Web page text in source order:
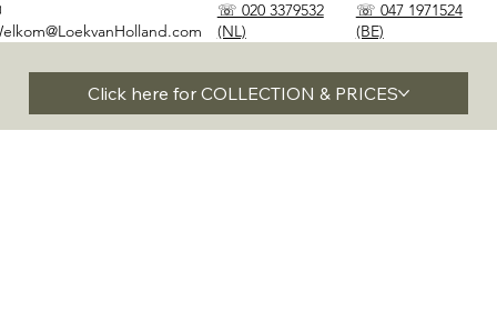
☏ 020 3379532
(NL)
☏ 047 1971524
(BE)
Click here for COLLECTION & PRICES